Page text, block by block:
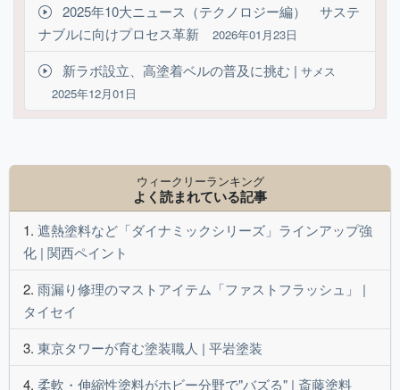
2025年10大ニュース（テクノロジー編） サステ
ナブルに向けプロセス革新
2026年01月23日
新ラボ設立、高塗着ベルの普及に挑む | サメス
2025年12月01日
ウィークリーランキング
よく読まれている記事
遮熱塗料など「ダイナミックシリーズ」ラインアップ強
化 | 関西ペイント
雨漏り修理のマストアイテム「ファストフラッシュ」 |
タイセイ
東京タワーが育む塗装職人 | 平岩塗装
柔軟・伸縮性塗料がホビー分野で"バズる" | 斎藤塗料